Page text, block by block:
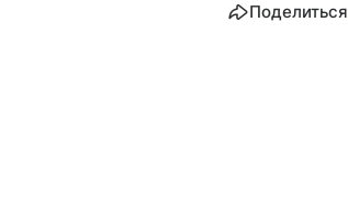
Поделиться